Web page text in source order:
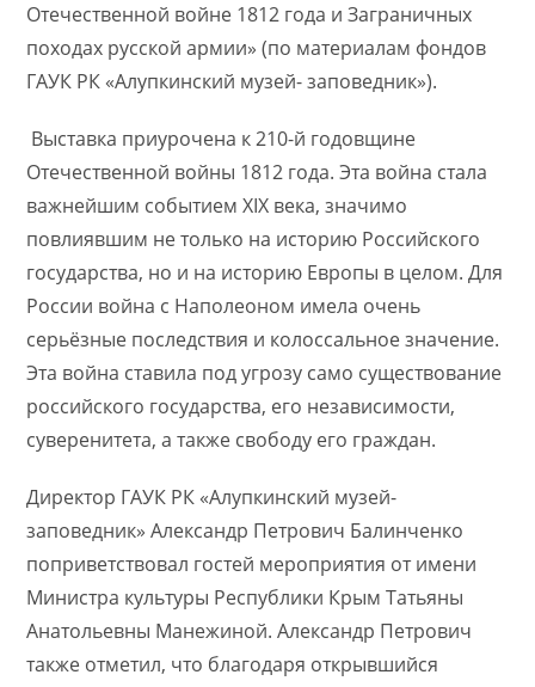
Отечественной войне 1812 года и Заграничных
походах русской армии» (по материалам фондов
ГАУК РК «Алупкинский музей- заповедник»).
​ Выставка приурочена к 210-й годовщине
Отечественной войны 1812 года. Эта война стала
важнейшим событием XIX​ века, значимо
повлиявшим не только на историю Российского
государства, но и на историю Европы в целом. Для
России война с Наполеоном имела очень
серьёзные последствия и колоссальное значение.
Эта война ставила под угрозу само существование
российского государства, его независимости,
суверенитета, а также свободу его граждан.
Директор ГАУК РК «Алупкинский музей-
заповедник» Александр Петрович Балинченко
поприветствовал гостей мероприятия от имени
Министра культуры Республики Крым Татьяны
Анатольевны Манежиной. Александр Петрович
также отметил, что благодаря открывшийся